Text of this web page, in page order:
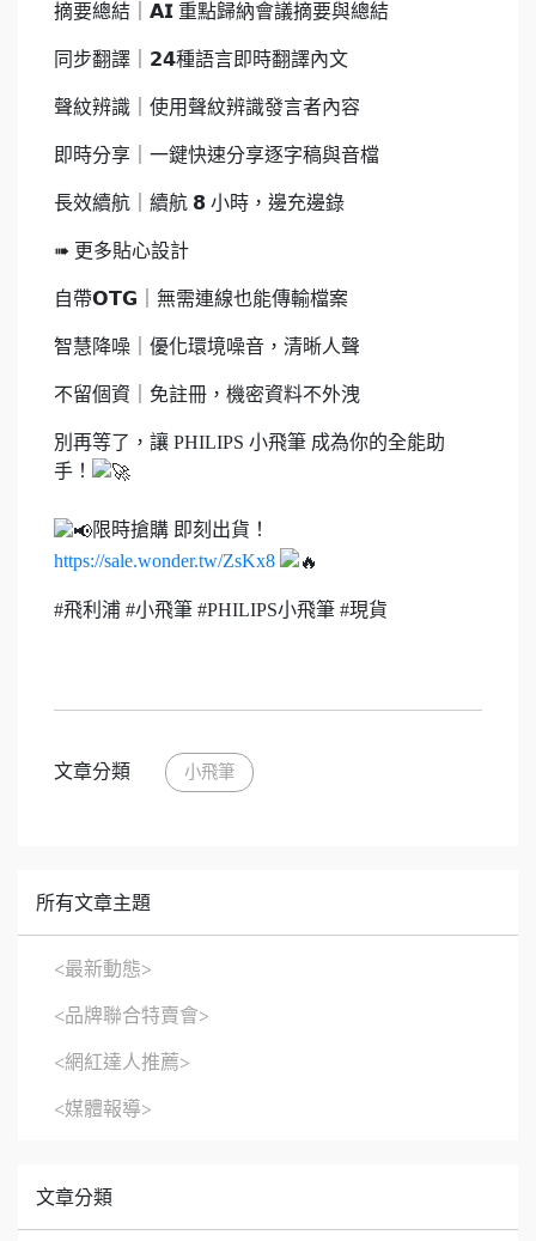
摘要總結｜𝗔𝗜 重點歸納會議摘要與總結
同步翻譯｜𝟮𝟰種語言即時翻譯內文
聲紋辨識｜使用聲紋辨識發言者內容
即時分享｜一鍵快速分享逐字稿與音檔
長效續航｜續航 𝟴 小時，邊充邊錄
➠ 更多貼心設計
自帶𝗢𝗧𝗚｜無需連線也能傳輸檔案
智慧降噪｜優化環境噪音，清晰人聲
不留個資｜免註冊，機密資料不外洩
別再等了，讓 PHILIPS 小飛筆 成為你的全能助
手！
限時搶購 即刻出貨！
https://sale.wonder.tw/ZsKx8
#飛利浦 #小飛筆 #PHILIPS小飛筆 #現貨
文章分類 小飛筆
所有文章主題
<最新動態>
<品牌聯合特賣會>
<網紅達人推薦>
<媒體報導>
文章分類